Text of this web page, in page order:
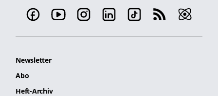
Newsletter
Abo
Heft-Archiv